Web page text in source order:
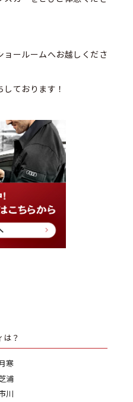
ールームへお越しくださ
ております！
は？
寒
浦
川